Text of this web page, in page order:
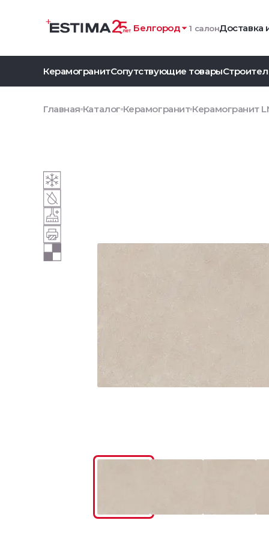
Белгород 1 салонДоставка
КерамогранитСопутствующие товары
Главная Каталог Керамогранит Керамогранит